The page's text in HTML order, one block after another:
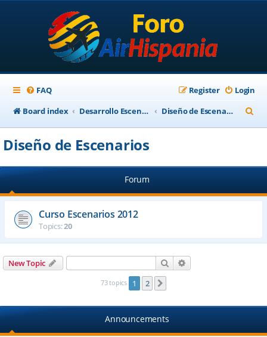
FAQ Login
Register
Board index
Desarrollo Escenarios Diseño de Escenarios
e
h
Diseño de Escenarios
Forum
Curso Escenarios 2012
Topics:20
New Topic Search
73 topics 1 2
Announcements